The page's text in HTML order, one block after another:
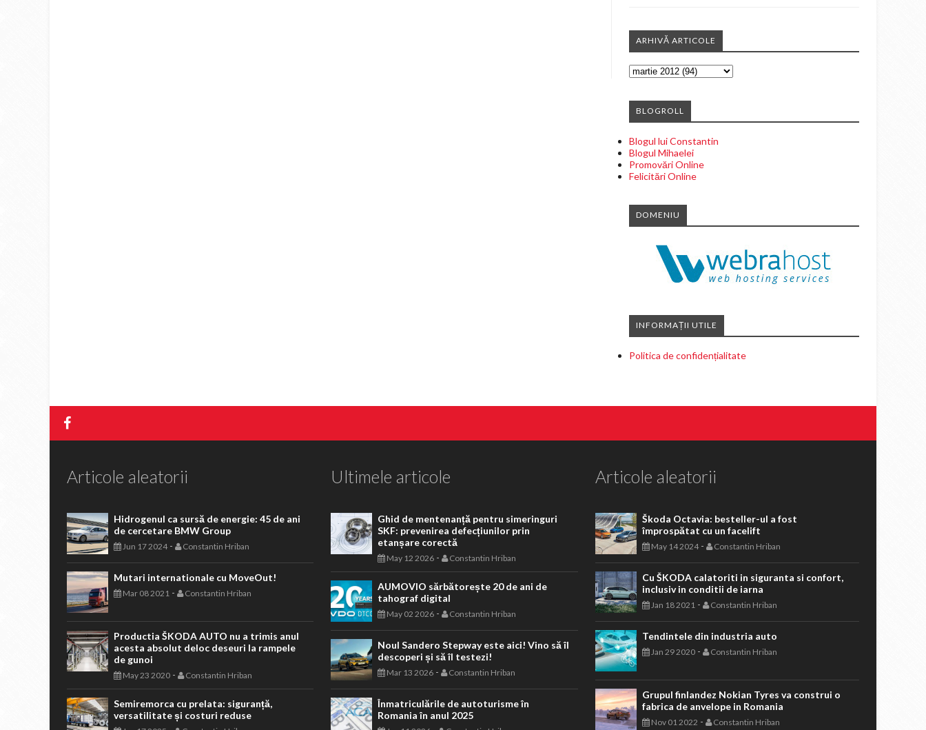
ARHIVĂ ARTICOLE
BLOGROLL
Blogul lui Constantin
Blogul Mihaelei
Promovări Online
Felicitări Online
DOMENIU
INFORMAȚII UTILE
Politica de confidențialitate
Articole aleatorii
Hidrogenul ca sursă de energie: 45 de ani
de cercetare BMW Group
Jun 17 2024- Constantin Hriban
Mutari internationale cu MoveOut!
Mar 08 2021 - Constantin Hriban
Productia ŠKODA AUTO nu a trimis anul
acesta absolut deloc deseuri la rampele
de gunoi
May 23 2020 - Constantin Hriban
Semiremorca cu prelata: siguranță,
versatilitate și costuri reduse
Ultimele articole
Ghid de mentenanță pentru simeringuri
SKF: prevenirea defecțiunilor prin
etanșare corectă
May 12 2026 - Constantin Hriban
AUMOVIO sărbătorește 20 de ani de
tahograf digital
May 02 2026 - Constantin Hriban
Noul Sandero Stepway este aici! Vino să îl
descoperi și să îl testezi!
Mar 13 2026 - Constantin Hriban
Înmatriculările de autoturisme în
Romania în anul 2025
Articole aleatorii
Škoda Octavia: besteller-ul a fost
împrospătat cu un facelift
May 14 2024- Constantin Hriban
Cu ŠKODA calatoriti in siguranta si confort,
inclusiv in conditii de iarna
Jan 18 2021 - Constantin Hriban
Tendintele din industria auto
Jan 29 2020- Constantin Hriban
Grupul finlandez Nokian Tyres va construi o
fabrica de anvelope in Romania
Nov 01 2022 - Constantin Hriban